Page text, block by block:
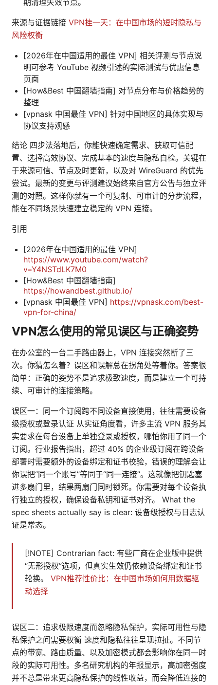
期清理失效节点。
来源与证据链接 VPN挂一天：在中国市场的短时隐私与
风险权衡
[2026年在中国适用的最佳 VPN] 相关评测与节点说
明可参考 YouTube 视频引述的实际测试与优惠信息
页面
[How&Best 中国翻墙指南] 对节点分布与价格趋势的
整理
[vpnask 中国最佳 VPN] 针对中国地区的具体实现与
协议支持观感
结论 四步法落地后，你能快速确定需求、获取可信配
置、选择高效协议、完成基本的速度与隐私自检。关键在
于来源可信、节点及时更新，以及对 WireGuard 的优先
尝试。最新的变更与评测建议始终来自官方公告与独立评
测的对照。这样你就有一个可复制、可审计的分步流程，
能在不同场景快速建立稳定的 VPN 连接。
引用
[2026年在中国适用的最佳 VPN]
https://www.youtube.com/watch?
v=Y4NSTdLK7M0
[How&Best 中国翻墙指南]
https://howandbest.github.io/
[vpnask 中国最佳 VPN] https://vpnask.com/best-
vpn-for-china/
VPN怎么使用的常见误区与正确姿势
在办公室的一台二手路由器上，VPN 连接突然断了三
次。你猜怎么着？误区和误解总在拐角处等着你。答案很
简单：正确的姿势不是追求极致速度，而是建立一个可持
续、可审计的连接策略。
误区一：同一个订阅跨不同设备直接使用，往往需要设备
级授权或登录认证 从实证角度看，许多主流 VPN 服务其
实要求在每台设备上单独登录或授权，哪怕你用了同一个
订阅。行业报告指出，超过 40% 的企业级订阅在跨设备
部署时需要额外的设备绑定和证书校验，错误的理解会让
你误把“同一个账号”等同于“同一连接”。这就像把钥匙塞
进多扇门里，结果两扇门同时锁死。你需要对每个设备执
行独立的授权，确保设备私钥和证书对齐。 What the
spec sheets actually say is clear: 设备级授权与日志认
证是常态。
[!NOTE] Contrarian fact: 有些厂商在企业版中提供
“无形授权”选项，但真实生效仍依赖设备绑定和证书
轮换。 VPN推荐性价比：在中国市场如何用数据驱
动选择
误区二：追求极限速度而忽略隐私保护，实际可用性与隐
私保护之间需要权衡 速度和隐私往往呈现拉扯。不同节
点的带宽、路由质量、以及加密模式都会影响你在同一时
段的实际可用性。多名研究机构的年报显示，高加密强度
并不总是带来更高隐私保护的线性收益，而会降低连接的